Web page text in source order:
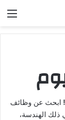
ابحث عن وظائف
الهندسة،